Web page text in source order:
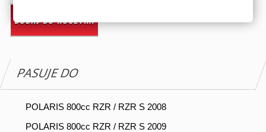
DODAJ DO KOSZYKA
PASUJE DO
POLARIS 800cc RZR / RZR S 2008
POLARIS 800cc RZR / RZR S 2009